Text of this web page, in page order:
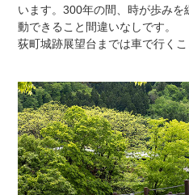
います。300年の間、時が歩み
動できること間違いなしです。
荻町城跡展望台までは車で行くこ